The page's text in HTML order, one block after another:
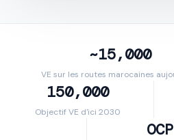
~15,000
VE sur les routes marocaines
150,000
Objectif VE d'ici 2030